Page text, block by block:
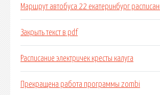
Маршрут автобуса 22 екатеринбург
Закрыть текст в pdf
Расписание электричек кресты калуга
Прекращена работа программы zombi